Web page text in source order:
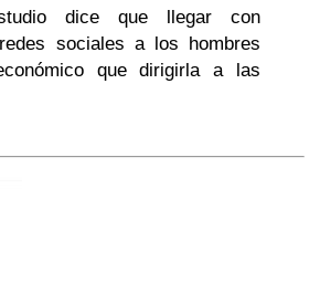
dice que llegar con
sociales a los hombres
que dirigirla a las